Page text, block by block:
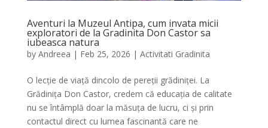
Aventuri la Muzeul Antipa, cum invata micii
exploratori de la Gradinita Don Castor sa
iubeasca natura
by Andreea | Feb 25, 2026 | Activitati Gradinita
O lecție de viață dincolo de pereții grădiniței. La
Grădinița Don Castor, credem că educația de calitate
nu se întâmplă doar la măsuța de lucru, ci și prin
contactul direct cu lumea fascinantă care ne